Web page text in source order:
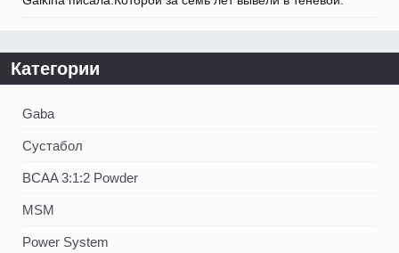
Категории
Gaba
Сустабол
BCAA 3:1:2 Powder
MSM
Power System